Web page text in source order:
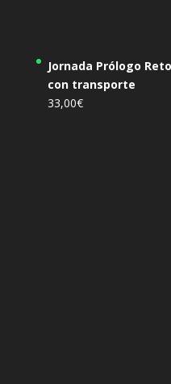
Jornada Prólogo
con transporte
33,00€